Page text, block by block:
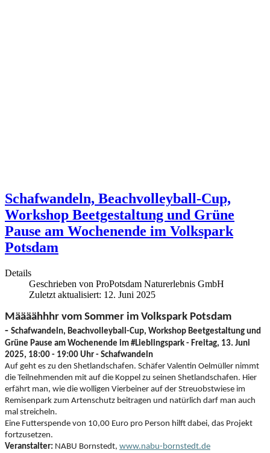
Schafwandeln, Beachvolleyball-Cup,
Workshop Beetgestaltung und Grüne
Pause am Wochenende im Volkspark
Potsdam
Details
Geschrieben von ProPotsdam Naturerlebnis GmbH
Zuletzt aktualisiert: 12. Juni 2025
Määäähhhr vom Sommer im Volkspark Potsdam
- Schafwandeln, Beachvolleyball-Cup, Workshop Beetgestaltung und
Grüne Pause am Wochenende im #Lieblingspark - Freitag, 13. Juni
2025, 18:00 - 19:00 Uhr - Schafwandeln
Auf geht es zu den Shetlandschafen. Schäfer Valentin Oelmüller nimmt
die Teilnehmenden mit auf die Koppel zu seinen Shetlandschafen. Hier
erfährt man, wie die wolligen Vierbeiner auf der Streuobstwiese im
Remisenpark zum Artenschutz beitragen und natürlich darf man auch
mal streicheln.
Eine Futterspende von 10,00 Euro pro Person hilft dabei, das Projekt
fortzusetzen.
Veranstalter: NABU Bornstedt, www.nabu-bornstedt.de